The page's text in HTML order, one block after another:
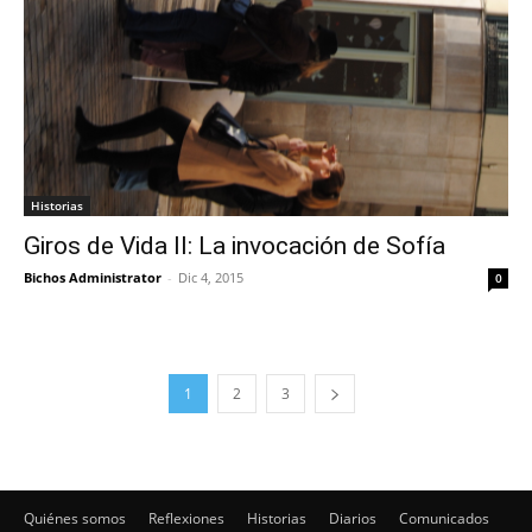
Historias
Giros de Vida II: La invocación de Sofía
Bichos Administrator - Dic 4, 2015 0
1 2 3
Quiénes somos Reflexiones Historias Diarios Comunicados